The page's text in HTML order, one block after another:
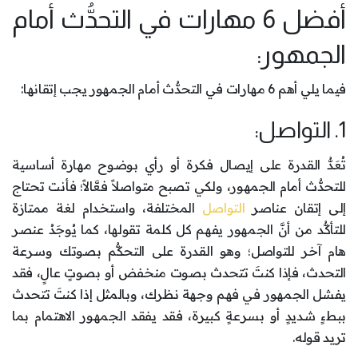
أفضل 6 مهارات في التحدُّث أمام
الجمهور:
فيما يلي أهم 6 مهارات في التحدُّث أمام الجمهور يجب إتقانها:
1. التواصل:
تُعَدُّ القدرة على إيصال فكرة أو رأي بوضوح مهارة أساسية
للتحدُّث أمام الجمهور، ولكي تصبح متواصلاً فعَّالاً؛ فأنت تحتاج
إلى إتقان عناصر التواصل المختلفة، واستخدام لغة ممتازة
للتأكُّد من أنَّ الجمهور يفهم كل كلمة تقولها، كما يُوجَدُ عنصر
هام آخر للتواصل؛ وهو القدرة على التحكُّم بصوتك وسرعة
التحدث، فإذا كنتَ تتحدث بصوت منخفض أو بصوتٍ عالٍ، فقد
يفشل الجمهور في فهم وجهة نظرك، وبالمثل إذا كنتَ تتحدث
ببطءٍ شديدٍ أو بسرعةٍ كبيرة، فقد يفقد الجمهور الاهتمام بما
تريد قوله.